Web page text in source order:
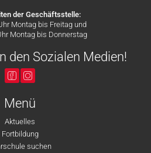
der Geschäftsstelle:
Montag bis Freitag und
Montag bis Donnerstag
den Sozialen Medien!
Menü
Aktuelles
Fortbildung
suchen